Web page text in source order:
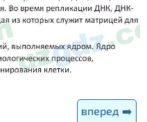
вперед ➡️